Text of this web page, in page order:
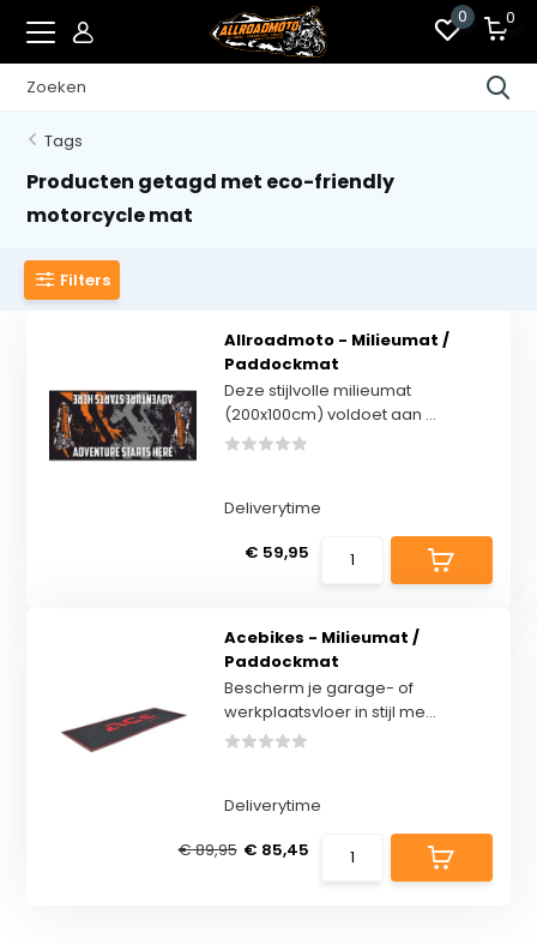
0 0
Tags
Producten getagd met eco-friendly
motorcycle mat
Filters
Allroadmoto - Milieumat /
Paddockmat
Deze stijlvolle milieumat
(200x100cm) voldoet aan ...
Deliverytime
€ 59,95
Acebikes - Milieumat /
Paddockmat
Bescherm je garage- of
werkplaatsvloer in stijl me...
Deliverytime
€ 89,95 € 85,45